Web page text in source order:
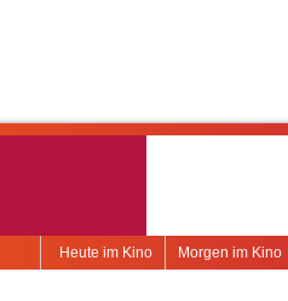
Morgen im Kino
Heute im Kino